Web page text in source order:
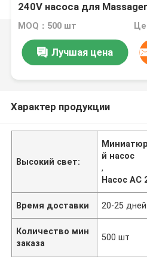
240V насоса для Massager
MOQ：500 шт
Лучшая цена
Характер продукции
Высокий свет:
й насос
,
Насос AC
Время доставки 20-25 дней
Количество мин
заказа
500 шт